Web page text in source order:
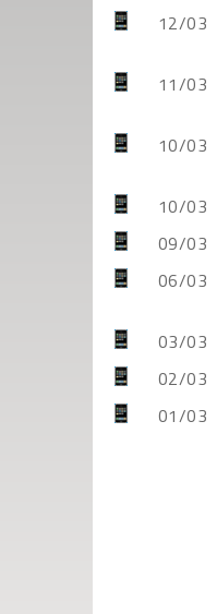
12/03
11/03
10/03
10/03
09/03
06/03
03/03
02/03
01/03